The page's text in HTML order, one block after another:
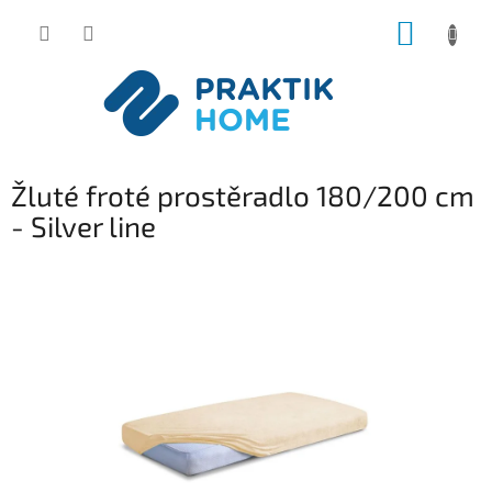
Žluté froté prostěradlo 180/200 cm
- Silver line